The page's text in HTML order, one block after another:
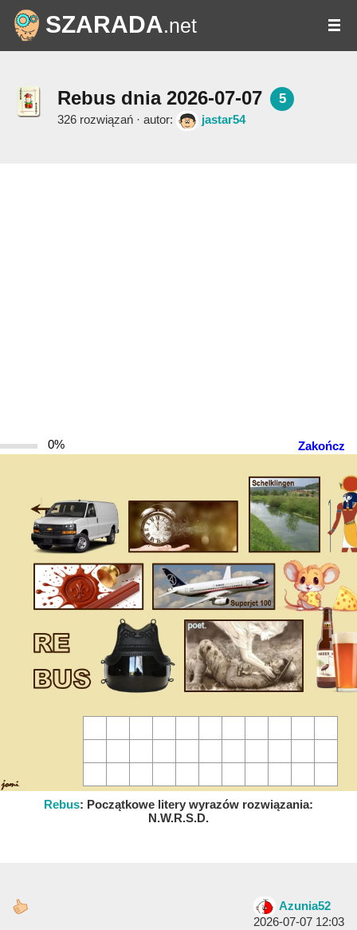
SZARADA.net
Rebus dnia 2026-07-07 5
326 rozwiązań · autor: jastar54
Zakończ
0%
Rebus: Początkowe litery wyrazów rozwiązania:
N.W.R.S.D.
Azunia52
2026-07-07 12:03